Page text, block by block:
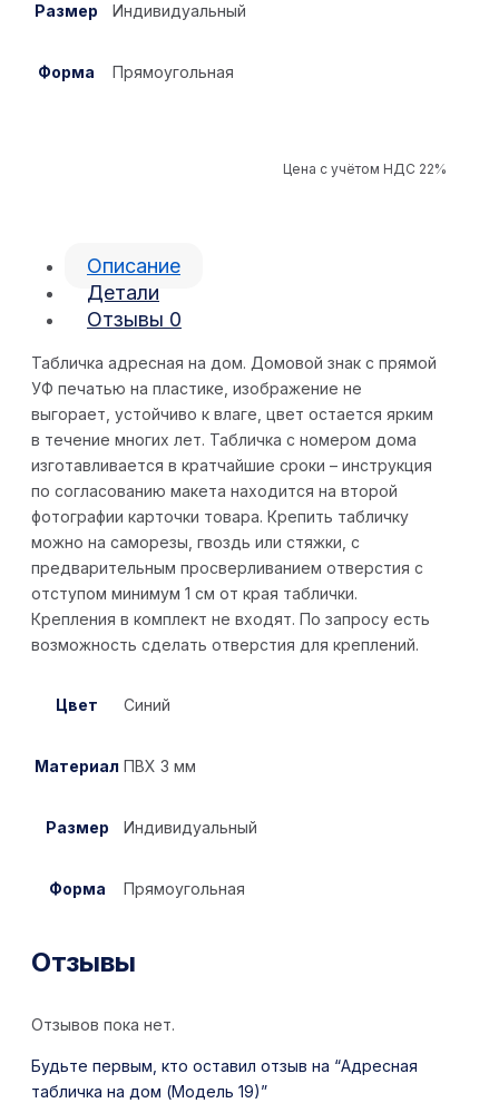
Размер Индивидуальный
Форма Прямоугольная
Цена с учётом НДС 22%
Описание
Детали
Отзывы 0
Табличка адресная на дом. Домовой знак с прямой
УФ печатью на пластике, изображение не
выгорает, устойчиво к влаге, цвет остается ярким
в течение многих лет. Табличка с номером дома
изготавливается в кратчайшие сроки – инструкция
по согласованию макета находится на второй
фотографии карточки товара. Крепить табличку
можно на саморезы, гвоздь или стяжки, с
предварительным просверливанием отверстия с
отступом минимум 1 см от края таблички.
Крепления в комплект не входят. По запросу есть
возможность сделать отверстия для креплений.
Цвет Синий
Материал ПВХ 3 мм
Размер Индивидуальный
Форма Прямоугольная
Отзывы
Отзывов пока нет.
Будьте первым, кто оставил отзыв на “Адресная
табличка на дом (Модель 19)”